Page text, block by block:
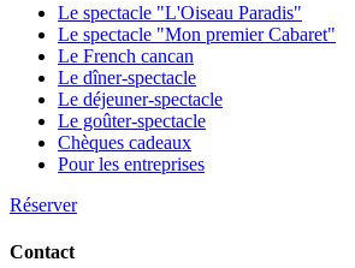
Le spectacle "L'Oiseau Paradis"
Le spectacle "Mon premier Cabaret"
Le French cancan
Le dîner-spectacle
Le déjeuner-spectacle
Le goûter-spectacle
Chèques cadeaux
Pour les entreprises
Réserver
Contact